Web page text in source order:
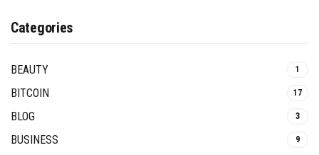
Categories
BEAUTY 1
BITCOIN 17
BLOG 3
BUSINESS 9